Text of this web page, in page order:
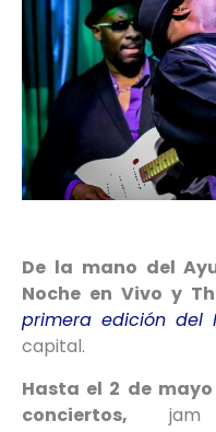
De la mano del
Noche en Vivo y
primera edición del
capital.
Hasta el 2 de
conciertos, jam